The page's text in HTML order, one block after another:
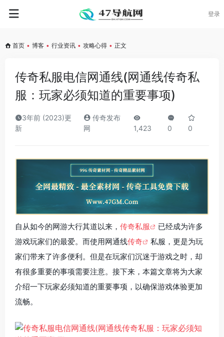
登录
首页 • 博客 • 行业资讯 • 攻略心得 • 正文
传奇私服电信网通线(网通线传奇私
服：玩家必须知道的重要事项)
3年前 (2023)更
新
传奇发布
网
1,423 0 0
自从如今的网游大行其道以来， 传奇私服
已经成为许多
游戏玩家们的最爱。而使用网通线传奇
私服，更是为玩
家们带来了许多便利。但是在玩家们沉迷于游戏之时，却
有很多重要的事项需要注意。接下来，本篇文章将为大家
介绍一下玩家必须知道的重要事项，以确保游戏体验更加
流畅。